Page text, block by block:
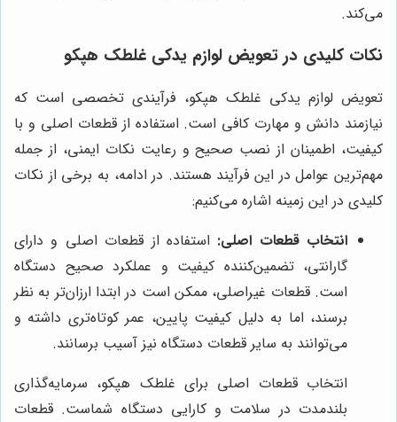
می‌کند.
نکات کلیدی در تعویض لوازم یدکی غلطک هپکو
تعویض لوازم یدکی غلطک هپکو، فرآیندی تخصصی است که
نیازمند دانش و مهارت کافی است. استفاده از قطعات اصلی و با
کیفیت، اطمینان از نصب صحیح و رعایت نکات ایمنی، از جمله
مهم‌ترین عوامل در این فرآیند هستند. در ادامه، به برخی از نکات
کلیدی در این زمینه اشاره می‌کنیم:
انتخاب قطعات اصلی: استفاده از قطعات اصلی و دارای
گارانتی، تضمین‌کننده کیفیت و عملکرد صحیح دستگاه
است. قطعات غیراصلی، ممکن است در ابتدا ارزان‌تر به نظر
برسند، اما به دلیل کیفیت پایین، عمر کوتاه‌تری داشته و
می‌توانند به سایر قطعات دستگاه نیز آسیب برسانند.
انتخاب قطعات اصلی برای غلطک هپکو، سرمایه‌گذاری
بلندمدت در سلامت و کارایی دستگاه شماست. قطعات